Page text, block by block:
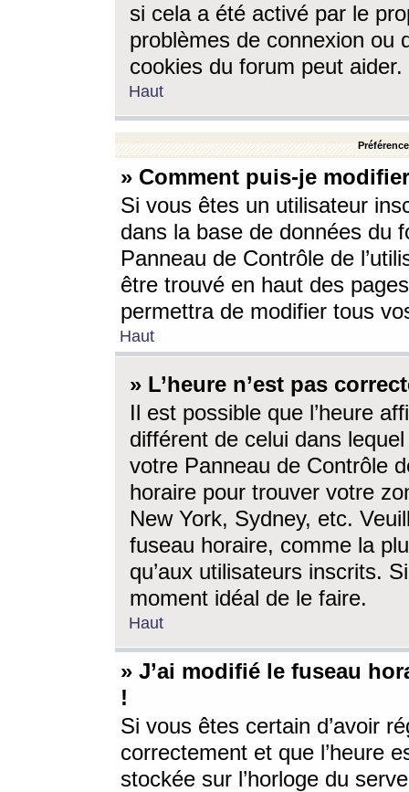
si cela a été activé par le
problèmes de connexion ou
cookies du forum peut aider.
Haut
» Comment puis-je
Si vous êtes un utilisateur
dans la base de données du
Panneau de Contrôle de
être trouvé en haut des
permettra de modifier tous
Haut
» L’heure n’est pas
Il est possible que l’heure
différent de celui dans
votre Panneau de Contrôle
horaire pour trouver votre
New York, Sydney, etc.
fuseau horaire, comme la
qu’aux utilisateurs inscrits.
moment idéal de le faire.
Haut
» J’ai modifié le fuseau
!
Si vous êtes certain d’avoir
correctement et que l’heure
stockée sur l’horloge du